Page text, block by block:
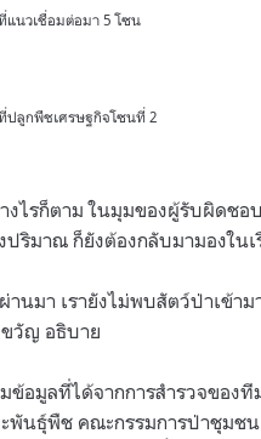
แนวเชื่อมต่อมา 5 โซน
ปลูกพืชเศรษฐกิจโซนที่ 2
งไรก็ตาม ในมุมของผู้รับผิดชอ
ปริมาณ ก็ยังต้องกลับมามองใน
านมา เรายังไม่พบสัตว์ป่าเข้า
วัญ อธิบาย
ข้อมูลที่ได้จากการสำรวจของ
พันธุ์พืช คณะกรรมการป่าชุมช